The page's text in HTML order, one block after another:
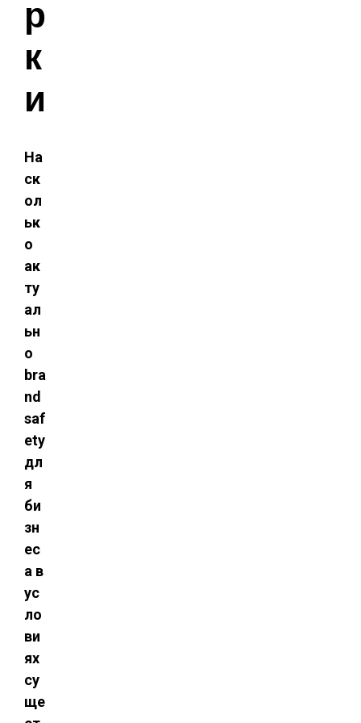
р
к
и
На
ск
ол
ьк
о
ак
ту
ал
ьн
о
bra
nd
saf
ety
дл
я
би
зн
ес
а в
ус
ло
ви
ях
су
ще